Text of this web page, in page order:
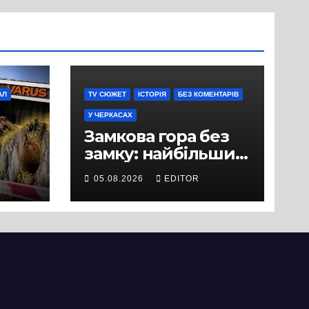
TV СЮЖЕТ ІСТОРІЯ БЕЗ КОМЕНТАРІВ
У ЧЕРКАСАХ
Замкова гора без
замку: найбільший
історичний міф
Черкас
05.08.2026 EDITOR